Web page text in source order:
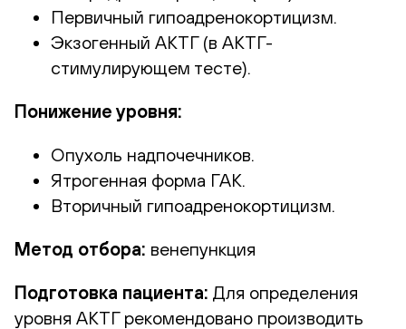
Первичный гипоадренокортицизм.
Экзогенный АКТГ (в АКТГ-
стимулирующем тесте).
Понижение уровня:
Опухоль надпочечников.
Ятрогенная форма ГАК.
Вторичный гипоадренокортицизм.
Метод отбора: венепункция
Подготовка пациента: Для определения
уровня АКТГ рекомендовано производить